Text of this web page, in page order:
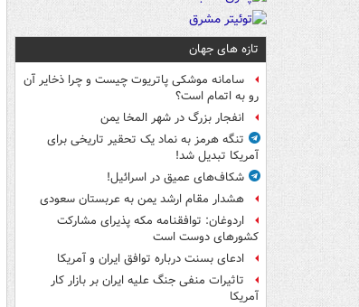
تازه های جهان
سامانه موشکی پاتریوت چیست و چرا ذخایر آن
رو به اتمام است؟
انفجار بزرگ در شهر المخا یمن
تنگه هرمز به نماد یک تحقیر تاریخی برای
آمریکا تبدیل شد!
شکاف‌های عمیق در اسرائیل!
هشدار مقام ارشد یمن به عربستان سعودی
اردوغان: توافقنامه مکه پذیرای مشارکت
کشورهای دوست است
ادعای بسنت درباره توافق ایران و آمریکا
تاثیرات منفی جنگ علیه ایران بر بازار کار
آمریکا